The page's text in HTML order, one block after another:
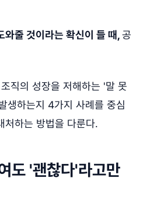
와줄 것이라는 확신이 들 때,공
조직의 성장을 저해하는 '말 못
생하는지 4가지 사례를 중심
처하는 방법을 다룬다.
도 '괜찮다'라고만